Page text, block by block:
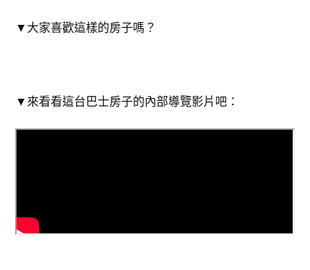
▼大家喜歡這樣的房子嗎？
▼來看看這台巴士房子的內部導覽影片吧：